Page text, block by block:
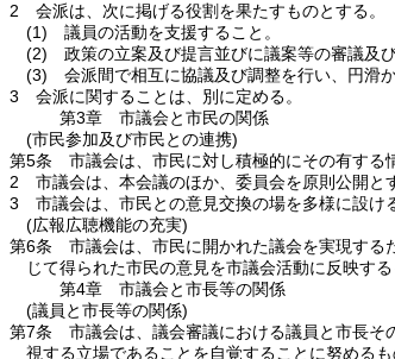
2
会派は、次に掲げる役割を果たすものとする。
(1)
議員の活動を支援すること。
(2)
政策の立案及び提言並びに議案等の審議及
(3)
会派間で相互に協議及び調整を行い、円滑
3
会派に関することは、別に定める。
第3章
市議会と市民の関係
(市民参加及び市民との連携)
第5条
市議会は、市民に対し積極的にその有する
2
市議会は、本会議のほか、委員会を原則公開と
3
市議会は、市民との意見交換の場を多様に設け
(広報広聴機能の充実)
第6条
市議会は、市民に開かれた議会を実現す
じて得られた市民の意見を市議会活動に反映する
第4章
市議会と市長等の関係
(議員と市長等の関係)
第7条
市議会は、議会審議における議員と市長そ
視する立場であることを自覚することに努めるも